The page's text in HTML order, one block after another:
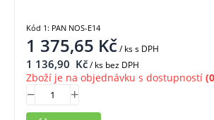
1 375,65 Kč/ kss DPH
1 136,90 Kč/ ks bez DPH
Zboží je na objednávku s dostupností
Kód 1: PAN NOS-E14